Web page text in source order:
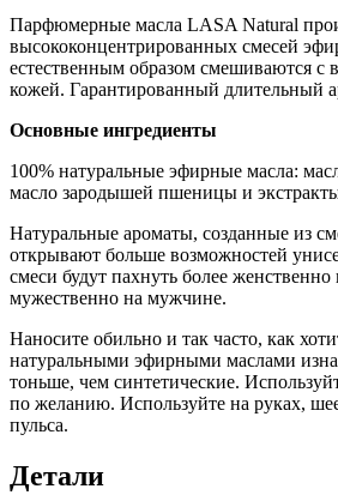
Парфюмерные масла LASA Natural
высококонцентрированных смесей
естественным образом смешиваются с
кожей. Гарантированный длительный
Основные ингредиенты
100% натуральные эфирные масла:
масло зародышей пшеницы и
Натуральные ароматы, созданные из
открывают больше возможностей
смеси будут пахнуть более
мужественно на мужчине.
Наносите обильно и так часто, как
натуральными эфирными маслами
тоньше, чем синтетические.
по желанию. Используйте на руках,
пульса.
Детали